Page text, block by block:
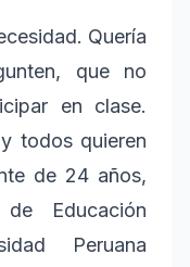
Quería
que no
en clase.
todos quieren
de 24 años,
Educación
Peruana